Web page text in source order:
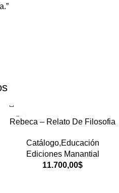
Rebeca – Relato De Filosofia
Catálogo,Educación
Ediciones Manantial
11.700,00$